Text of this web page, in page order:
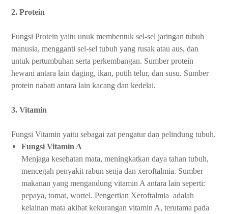
2. Protein
Fungsi Protein yaitu unuk membentuk sel-sel jaringan tubuh
manusia, mengganti sel-sel tubuh yang rusak atau aus, dan
untuk pertumbuhan serta perkembangan. Sumber protein
hewani antara lain daging, ikan, putih telur, dan susu. Sumber
protein nabati antara lain kacang dan kedelai.
3. Vitamin
Fungsi Vitamin yaitu sebagai zat pengatur dan pelindung tubuh.
Fungsi Vitamin A
Menjaga kesehatan mata, meningkatkan daya tahan tubuh,
mencegah penyakit rabun senja dan xeroftalmia. Sumber
makanan yang mengandung vitamin A antara lain seperti:
pepaya, tomat, wortel. Pengertian Xeroftalmia adalah
kelainan mata akibat kekurangan vitamin A, terutama pada